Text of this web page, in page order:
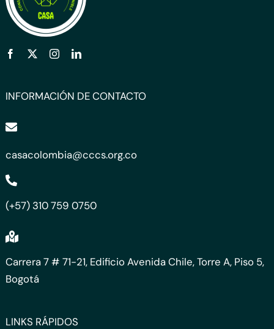
INFORMACIÓN DE CONTACTO
casacolombia@cccs.org.co
(+57) 310 759 0750
Carrera 7 # 71-21, Edificio Avenida Chile, Torre A, Piso 5,
Bogotá
LINKS RÁPIDOS